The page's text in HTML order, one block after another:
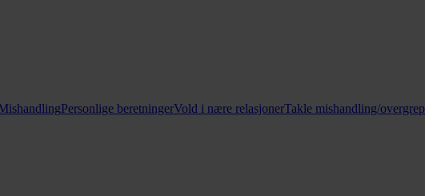
Personlige beretningerVold i nære relasjonerTakle mishandling/overgrep